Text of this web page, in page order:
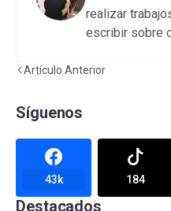
realizar
escribir sobre
Artículo Anterior
Síguenos
43k 184
Destacados